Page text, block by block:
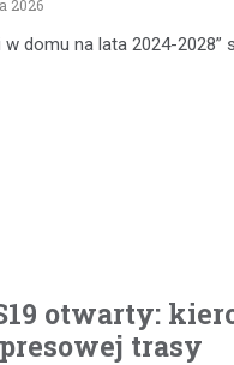
2026
w domu na lata 2024-
otwarty:
trasy